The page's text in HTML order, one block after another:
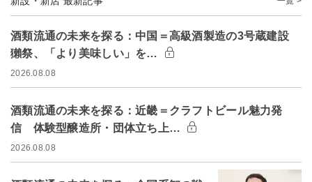
酒類流通の未来を探る：中国＝高級酒製造の3号蔵建設
獺祭、「より美味しい」を…
2026.08.08
酒類流通の未来を探る：近畿＝クラフトビール魅力発
信 体験型醸造所・団体立ち上…
2026.08.08